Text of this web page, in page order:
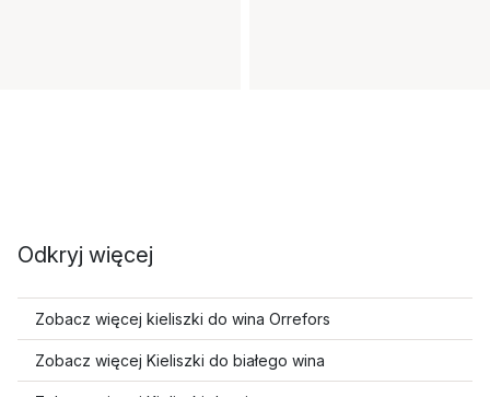
Odkryj więcej
Zobacz więcej kieliszki do wina Orrefors
Zobacz więcej Kieliszki do białego wina